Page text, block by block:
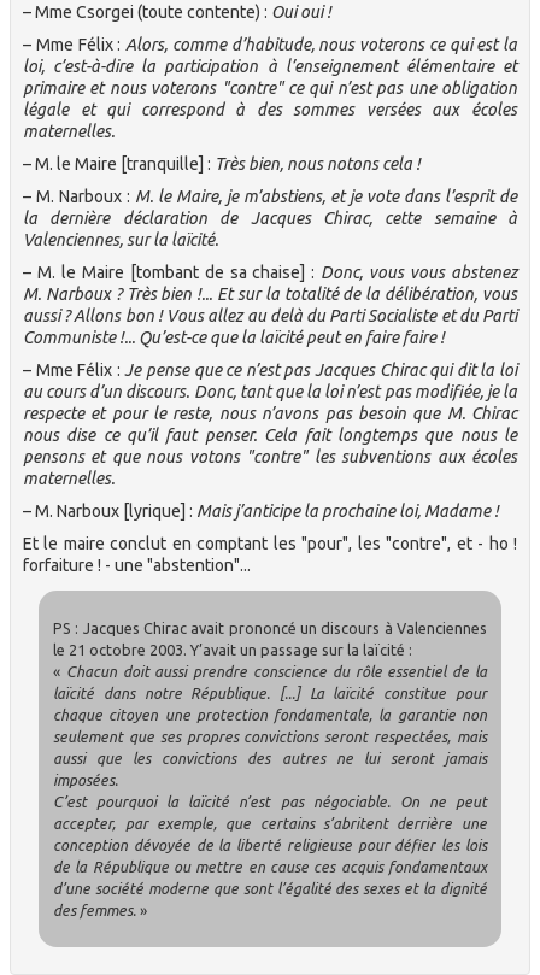
– Mme Csorgei (toute contente) : Oui oui !
– Mme Félix : Alors, comme d’habitude, nous voterons ce qui est la
loi, c’est-à-dire la participation à l’enseignement élémentaire et
primaire et nous voterons "contre" ce qui n’est pas une obligation
légale et qui correspond à des sommes versées aux écoles
maternelles.
– M. le Maire [tranquille] : Très bien, nous notons cela !
– M. Narboux : M. le Maire, je m’abstiens, et je vote dans l’esprit de
la dernière déclaration de Jacques Chirac, cette semaine à
Valenciennes, sur la laïcité.
– M. le Maire [tombant de sa chaise] : Donc, vous vous abstenez
M. Narboux ? Très bien !... Et sur la totalité de la délibération, vous
aussi ? Allons bon ! Vous allez au delà du Parti Socialiste et du Parti
Communiste !... Qu’est-ce que la laïcité peut en faire faire !
– Mme Félix :Je pense que ce n’est pas Jacques Chirac qui dit la loi
au cours d’un discours. Donc, tant que la loi n’est pas modifiée, je la
respecte et pour le reste, nous n’avons pas besoin que M. Chirac
nous dise ce qu’il faut penser. Cela fait longtemps que nous le
pensons et que nous votons "contre" les subventions aux écoles
maternelles.
– M. Narboux [lyrique] : Mais j’anticipe la prochaine loi, Madame !
Et le maire conclut en comptant les "pour", les "contre", et - ho !
forfaiture ! - une "abstention"...
PS : Jacques Chirac avait prononcé un discours à Valenciennes
le 21 octobre 2003. Y’avait un passage sur la laïcité :
« Chacun doit aussi prendre conscience du rôle essentiel de la
laïcité dans notre République. [...] La laïcité constitue pour
chaque citoyen une protection fondamentale, la garantie non
seulement que ses propres convictions seront respectées, mais
aussi que les convictions des autres ne lui seront jamais
imposées.
C’est pourquoi la laïcité n’est pas négociable. On ne peut
accepter, par exemple, que certains s’abritent derrière une
conception dévoyée de la liberté religieuse pour défier les lois
de la République ou mettre en cause ces acquis fondamentaux
d’une société moderne que sont l’égalité des sexes et la dignité
des femmes. »